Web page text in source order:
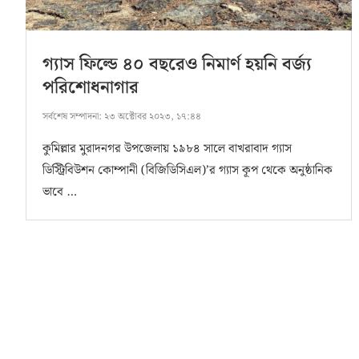
গ্যাস ফিল্ডে ৪০ বছরেও নিমার্ণ হয়নি বর্জ্য
পরিশোধনাগার
সর্বশেষ সম্পাদনা: ২৩ অক্টোবর ২০২৩, ১৭:৪৪
কুমিল্লার মুরাদনগর উপজেলায় ১৯৮৪ সালে বাখরাবাদ গ্যাস
ডিস্ট্রিবিউশন কোম্পানী (বিজিডিসিএল)’র গ্যাস কূপ থেকে অনুষ্ঠানিক
ভাবে …